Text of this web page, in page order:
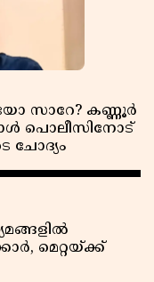
സാറേ? കണ്ണൂർ
പൊലീസിനോട്
ചോദ്യം
മെറ്റയ്ക്ക്